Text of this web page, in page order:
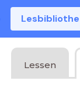
Lessen